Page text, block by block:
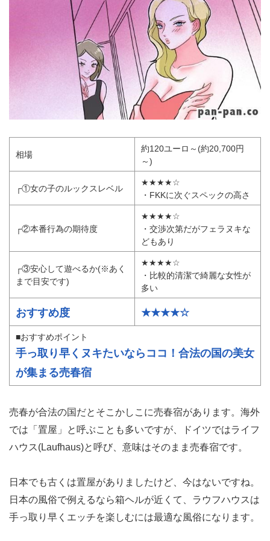
相場
約120ユーロ～(約20,700円
～)
┌①女の子のルックスレベル
★★★★☆
・FKKに次ぐスペックの高さ
┌②本番行為の期待度
★★★★☆
・交渉次第だがフェラヌキな
どもあり
┌③安心して遊べるか(※あく
まで目安です)
★★★★☆
・比較的清潔で綺麗な女性が
多い
おすすめ度 ★★★★☆
■おすすめポイント
手っ取り早くヌキたいならココ！合法の国の美女
が集まる売春宿
売春が合法の国だとそこかしこに売春宿があります。海外
では「置屋」と呼ぶことも多いですが、ドイツではライフ
ハウス(Laufhaus)と呼び、意味はそのまま売春宿です。
日本でも古くは置屋がありましたけど、今はないですね。
日本の風俗で例えるなら箱ヘルが近くて、ラウフハウスは
手っ取り早くエッチを楽しむには最適な風俗になります。